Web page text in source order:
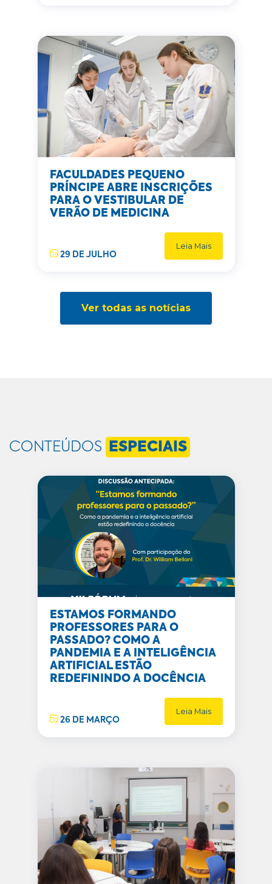
FACULDADES PEQUENO
PRÍNCIPE ABRE INSCRIÇÕES
PARA O VESTIBULAR DE
VERÃO DE MEDICINA
29 DE JULHO
Leia Mais
Ver todas as notícias
CONTEÚDOS ESPECIAIS
ESTAMOS FORMANDO
PROFESSORES PARA O
PASSADO? COMO A
PANDEMIA E A INTELIGÊNCIA
ARTIFICIAL ESTÃO
REDEFININDO A DOCÊNCIA
26 DE MARÇO
Leia Mais